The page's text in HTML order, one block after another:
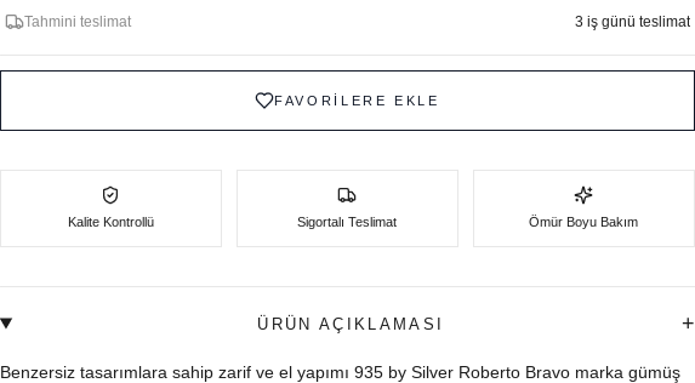
Tahmini teslimat 3 iş günü teslimat
FAVORİLERE EKLE
Kalite Kontrollü Sigortalı Teslimat Ömür Boyu Bakım
ÜRÜN AÇIKLAMASI +
Benzersiz tasarımlara sahip zarif ve el yapımı 935 by Silver Roberto Bravo marka gümüş